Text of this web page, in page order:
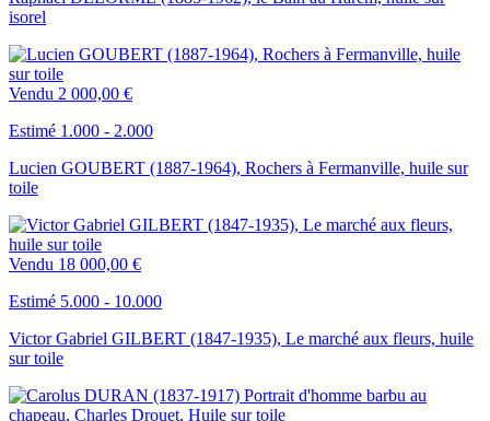
isorel
Vendu 2 000,00 €
Estimé 1.000 - 2.000
Lucien GOUBERT (1887-1964), Rochers à Fermanville, huile sur
toile
Vendu 18 000,00 €
Estimé 5.000 - 10.000
Victor Gabriel GILBERT (1847-1935), Le marché aux fleurs, huile
sur toile